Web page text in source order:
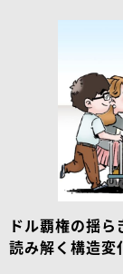
ドル覇権の揺
読み解く構造変